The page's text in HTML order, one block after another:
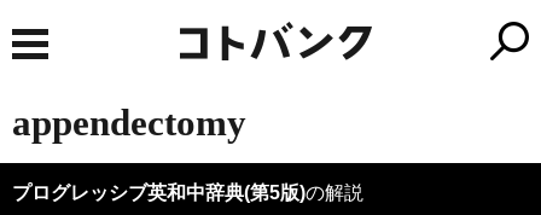
appendectomy
プログレッシブ英和中辞典(第5版)の解説